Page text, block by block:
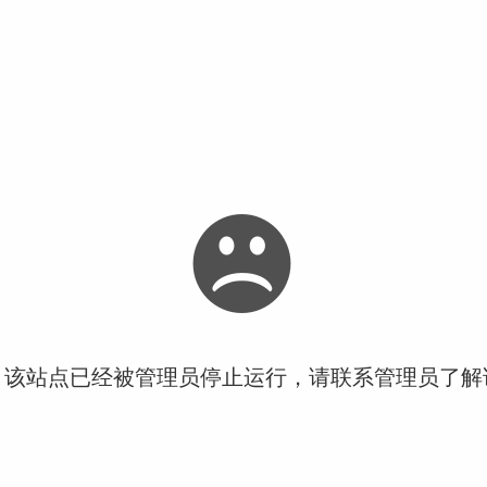
站点已经被管理员停止运行，请联系管理员了